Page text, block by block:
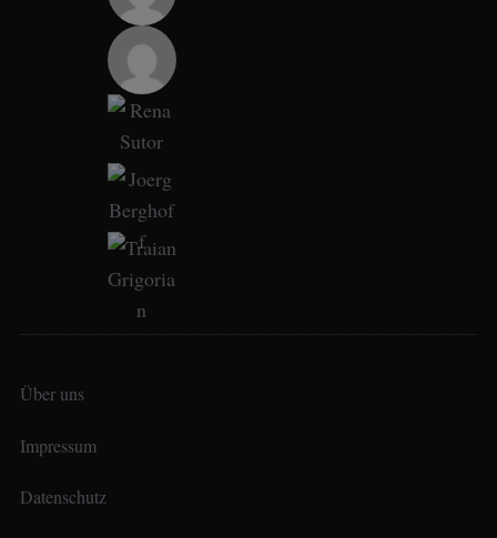
Über uns
Impressum
Datenschutz